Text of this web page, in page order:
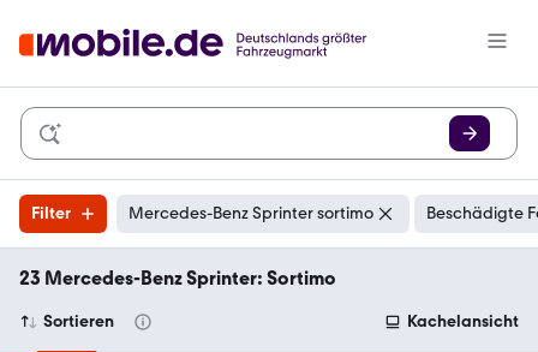
Filter Mercedes-Benz Sprinter sortimo Beschädigte
23 Mercedes-Benz Sprinter: Sortimo
Sortieren Kachelansicht